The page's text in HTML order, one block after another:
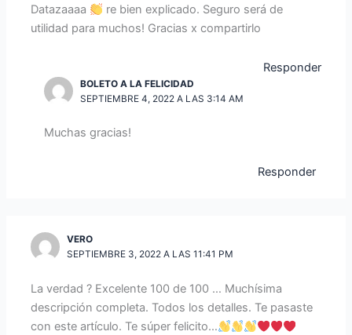
Datazaaaa
re bien explicado. Seguro será de
utilidad para muchos! Gracias x compartirlo
Responder
BOLETO A LA FELICIDAD
SEPTIEMBRE 4, 2022 A LAS 3:14 AM
Muchas gracias!
Responder
VERO
SEPTIEMBRE 3, 2022 A LAS 11:41 PM
La verdad ? Excelente 100 de 100 … Muchísima
descripción completa. Todos los detalles. Te pasaste
con este artículo. Te súper felicito…